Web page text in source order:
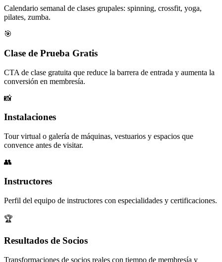
Calendario semanal de clases grupales: spinning, crossfit, yoga,
pilates, zumba.
🎯
Clase de Prueba Gratis
CTA de clase gratuita que reduce la barrera de entrada y aumenta la
conversión en membresía.
📸
Instalaciones
Tour virtual o galería de máquinas, vestuarios y espacios que
convence antes de visitar.
👥
Instructores
Perfil del equipo de instructores con especialidades y certificaciones.
🏆
Resultados de Socios
Transformaciones de socios reales con tiempo de membresía y